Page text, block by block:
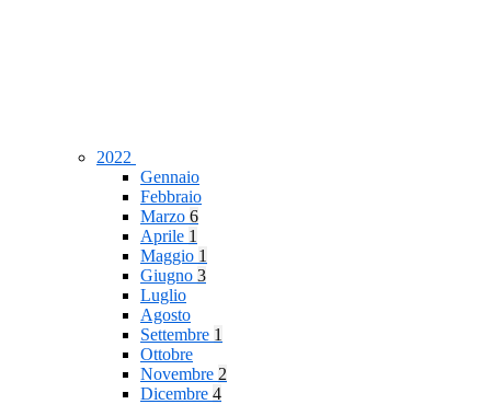
2022
Gennaio
Febbraio
Marzo 6
Aprile 1
Maggio 1
Giugno 3
Luglio
Agosto
Settembre 1
Ottobre
Novembre 2
Dicembre 4